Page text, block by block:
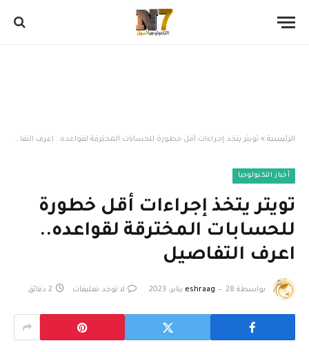
الرئيسية » تويتر يتخذ إجراءات أقل خطورة للحسابات المخترقة لقواعده.. اعرف التفاصيل
أخبار التكنولوجيا
تويتر يتخذ إجراءات أقل خطورة
للحسابات المخترقة لقواعده..
اعرف التفاصيل
بواسطة eshraag 28 يناير، 2023 لا توجد تعليقات 2 دقائق